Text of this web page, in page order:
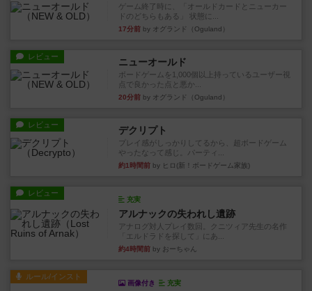
ゲーム終了時に、「オールドカードとニューカー
ドのどちらもある」 状態に...
17分前 by オグランド（Oguland）
レビュー ニューオールド
ボードゲームを1,000個以上持っているユーザー視
点で良かった点と悪か...
20分前 by オグランド（Oguland）
レビュー デクリプト
プレイ感がしっかりしてるから、超ボードゲーム
やったなって感じ。パーティ...
約1時間前 by ヒロ(新！ボードゲーム家族)
レビュー
充実
アルナックの失われし遺跡
アナログ対人プレイ数回。クニツィア先生の名作
「エルドラドを探して」にあ...
約4時間前 by おーちゃん
ルール/インスト
画像付き 充実